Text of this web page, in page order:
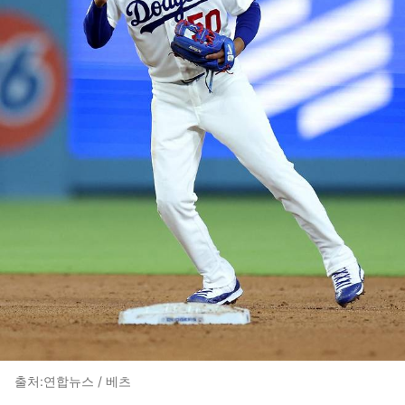
출처:연합뉴스 / 베츠